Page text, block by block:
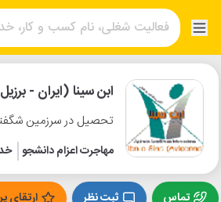
ابن سینا (ایران -
تحصیل در سرزمین
مهاجرت اعزام دانشجو
تماس ثبت نظر ارتقای